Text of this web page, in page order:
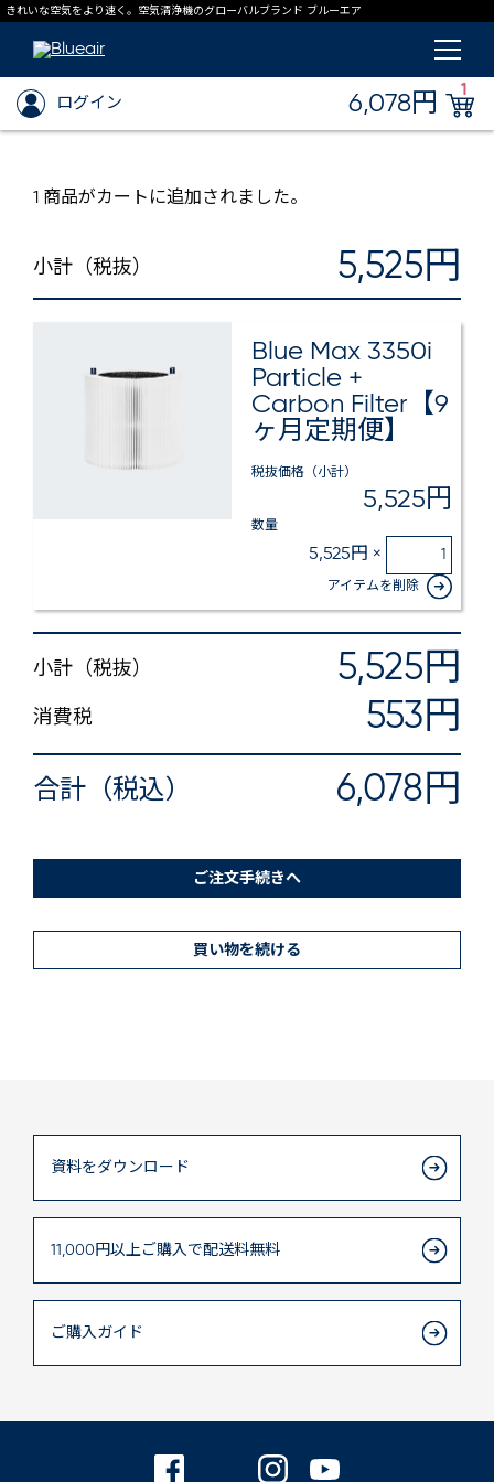
きれいな空気をより速く。空気清浄機のグローバルブランド ブルーエア
ログイン 6,078円
1
1 商品がカートに追加されました。
小計（税抜） 5,525円
Blue Max 3350i
Particle +
Carbon Filter【9
ヶ月定期便】
税抜価格（小計）
5,525円
数量
5,525円 ×
アイテムを削除
小計（税抜） 5,525円
消費税 553円
合計（税込） 6,078円
ご注文手続きへ
買い物を続ける
資料をダウンロード
11,000円以上ご購入で 配送料無料
ご購入ガイド